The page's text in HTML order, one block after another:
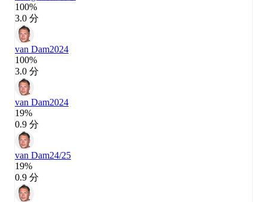
100%
3.0 分
van Dam2024
100%
3.0 分
van Dam2024
19%
0.9 分
van Dam24/25
19%
0.9 分